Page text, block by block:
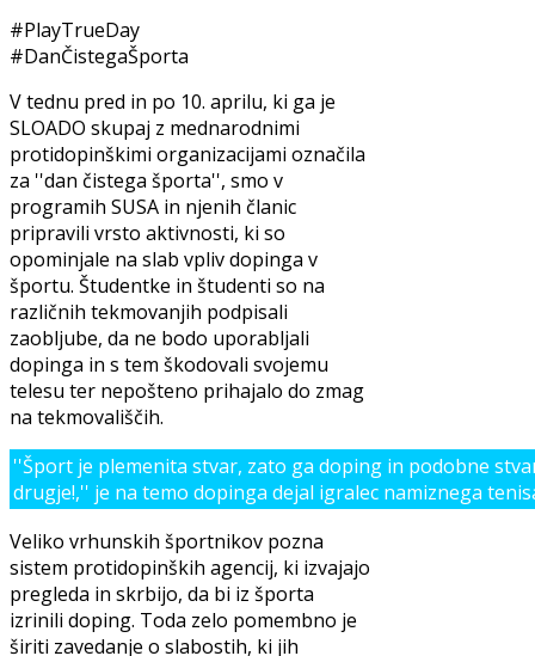
#PlayTrueDay
#DanČistegaŠporta
V tednu pred in po 10. aprilu, ki ga je
SLOADO skupaj z mednarodnimi
protidopinškimi organizacijami označila
za ''dan čistega športa'', smo v
programih SUSA in njenih članic
pripravili vrsto aktivnosti, ki so
opominjale na slab vpliv dopinga v
športu. Študentke in študenti so na
različnih tekmovanjih podpisali
zaobljube, da ne bodo uporabljali
dopinga in s tem škodovali svojemu
telesu ter nepošteno prihajalo do zmag
na tekmovališčih.
''Šport je plemenita stvar, zato ga doping in podobne
drugje!,'' je na temo dopinga dejal igralec namiznega
Veliko vrhunskih športnikov pozna
sistem protidopinških agencij, ki izvajajo
pregleda in skrbijo, da bi iz športa
izrinili doping. Toda zelo pomembno je
širiti zavedanje o slabostih, ki jih